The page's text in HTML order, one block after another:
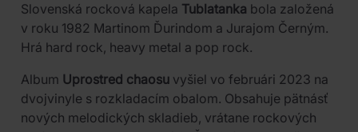
Slovenská rocková kapela Tublatanka bola založená
v roku 1982 Martinom Ďurindom a Jurajom Černým.
Hrá hard rock, heavy metal a pop rock.
Album Uprostred chaosu vyšiel vo februári 2023 na
dvojvinyle s rozkladacím obalom. Obsahuje pätnásť
nových melodických skladieb, vrátane rockových